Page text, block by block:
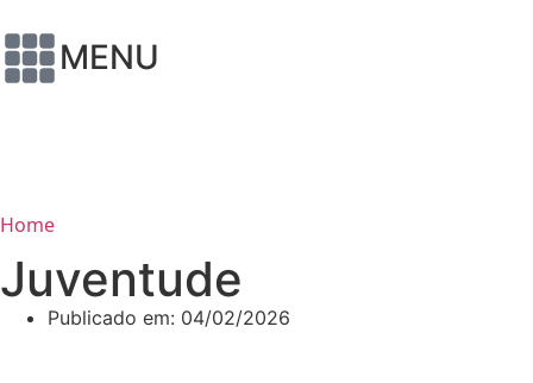
MENU
Home
Juventude
Publicado em: 04/02/2026